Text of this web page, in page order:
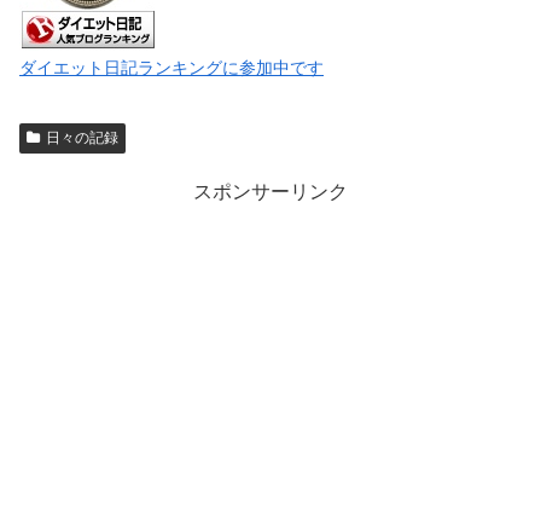
ダイエット日記ランキングに参加中です
日々の記録
スポンサーリンク